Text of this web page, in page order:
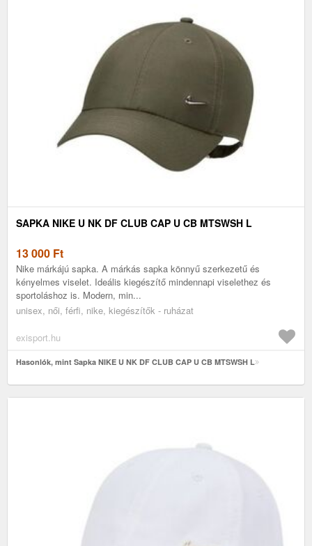
SAPKA NIKE U NK DF CLUB CAP U CB MTSWSH L
13 000 Ft
Nike márkájú sapka. A márkás sapka könnyű szerkezetű és
kényelmes viselet. Ideális kiegészítő mindennapi viselethez és
sportoláshoz is. Modern, min...
unisex, női, férfi, nike, kiegészítők - ruházat
exisport.hu
Hasonlók, mint Sapka NIKE U NK DF CLUB CAP U CB MTSWSH L